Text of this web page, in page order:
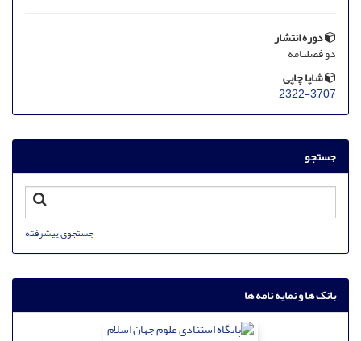
دوره انتشار
دو فصلنامه
شاپا چاپی
2322-3707
جستجو
جستجوی پیشرفته
بانک ها و نمایه نامه ها